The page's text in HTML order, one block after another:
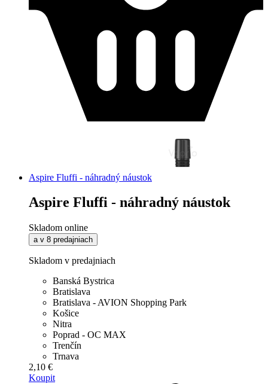
Aspire Fluffi - náhradný náustok
Aspire Fluffi - náhradný náustok
Skladom online
a v 8 predajniach
Skladom v predajniach
Banská Bystrica
Bratislava
Bratislava - AVION Shopping Park
Košice
Nitra
Poprad - OC MAX
Trenčín
Trnava
2,10 €
Koupit